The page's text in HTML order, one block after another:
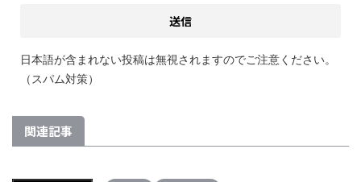
日本語が含まれない投稿は無視されますのでご注意ください。
（スパム対策）
関連記事